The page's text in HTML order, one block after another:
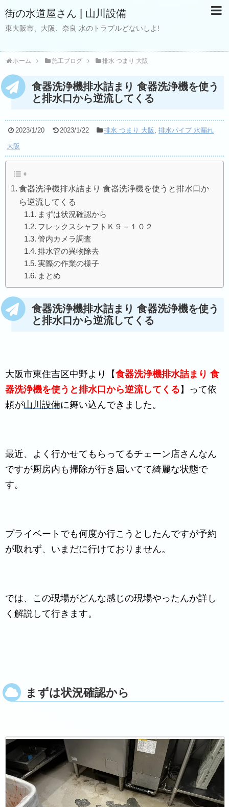
街の水道屋さん | 山川設備
東大阪市、大阪、奈良 水のトラブルどないしよ!
ホーム 施工ブログ 排水 つまり 大阪
食器洗浄機排水詰まり 食器洗浄機を使う
と排水口から逆流してくる
2023/1/20 2023/1/22 排水 つまり 大阪 ,排水パイプ 水漏れ
大阪
食器洗浄機排水詰まり 食器洗浄機を使うと排水口か
ら逆流してくる
まずは状況確認から
フレックスシャフトＫ９－１０２
管内カメラ調査
排水管の異物除去
実際の作業の様子
まとめ
食器洗浄機排水詰まり 食器洗浄機を使う
と排水口から逆流してくる
大阪市東住吉区中野より【食器洗浄機排水詰まり 食
器洗浄機を使うと排水口から逆流してくる 】って依
頼が山川設備に舞い込んできました。
最近、よく行かせてもらってるチェーン店さんなん
ですが厨房内も掃除が行き届いてて綺麗な状態で
す。
プライベートでも何度か行こうとしたんですが予約
が取れず、いまだに行けておりません。
では、この現場がどんな感じの現場やったんか詳し
く解説して行きます。
まずは状況確認から